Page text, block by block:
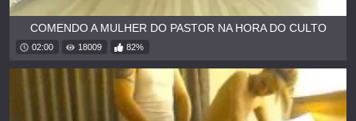
COMENDO A MULHER DO PASTOR NA HORA DO CULTO
02:00 18009 82%